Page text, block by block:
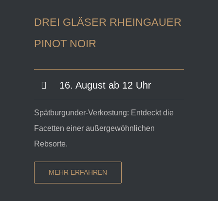
DREI GLÄSER RHEINGAUER
PINOT NOIR
16. August ab 12 Uhr
Spätburgunder-Verkostung: Entdeckt die
Facetten einer außergewöhnlichen
Rebsorte.
MEHR ERFAHREN